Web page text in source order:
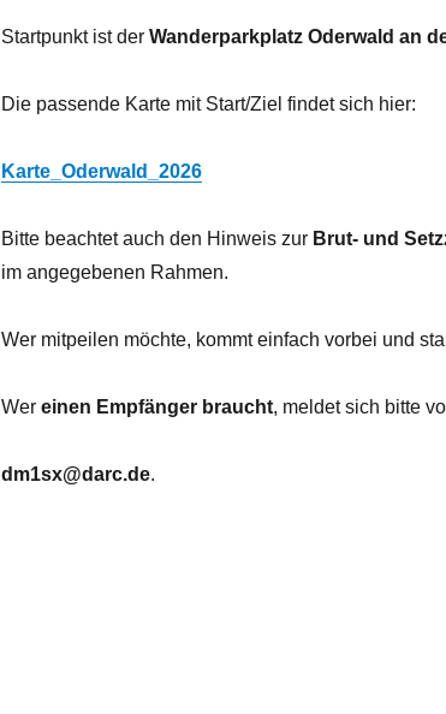
Startpunkt ist der Wanderparkplatz Oderwald an
Die passende Karte mit Start/Ziel findet sich hier:
Karte_Oderwald_2026
Bitte beachtet auch den Hinweis zur Brut- und
im angegebenen Rahmen.
Wer mitpeilen möchte, kommt einfach vorbei und
Wer einen Empfänger braucht, meldet sich bitte
dm1sx@darc.de.